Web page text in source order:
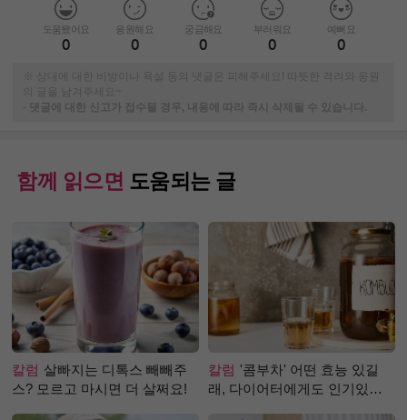
도움됐어요
0
응원해요
0
궁금해요
0
부러워요
0
예뻐요
0
※ 상대에 대한 비방이나 욕설 등의 댓글은 피해주세요! 따뜻한 격려와 응원
의 글을 남겨주세요~
-
댓글에 대한 신고가 접수될 경우, 내용에 따라 즉시 삭제될 수 있습니다.
함께 읽으면 도움되는 글
칼럼 살빠지는 디톡스 빼빼주
스? 모르고 마시면 더 살쩌요!
칼럼 '콤부차' 어떤 효능 있길
래, 다이어터에게도 인기있는